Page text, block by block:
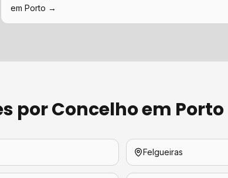
em Porto →
por Concelho em Porto
Felgueiras